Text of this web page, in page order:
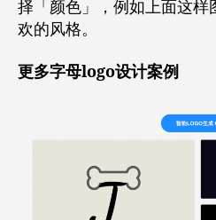
择「颜色」，例如上面这
欢的风格。
更多字母logo设计案例